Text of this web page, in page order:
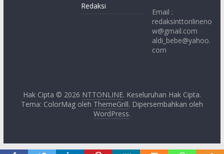
Redaksi
Email :
redaksinttonlineno
w@gmail.com
aldi_bebe@yahoo.
com
Hak Cipta © 2026 NTTONLINE. Keseluruhan Hak Cipta.
Tema: ColorMag oleh ThemeGrill. Dipersembahkan oleh
WordPress.